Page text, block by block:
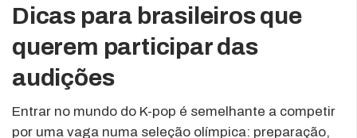
Dicas para brasileiros que
querem participar das
audições
Entrar no mundo do K-pop é semelhante a competir
por uma vaga numa seleção olímpica: preparação,